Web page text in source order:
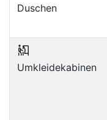
Duschen
Umkleidekabinen